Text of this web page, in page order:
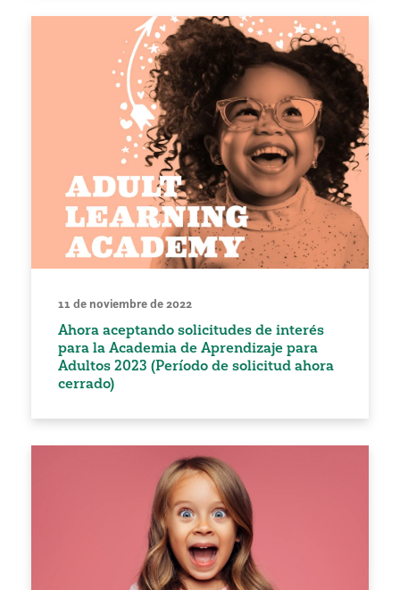
11 de noviembre de 2022
Ahora aceptando solicitudes de interés
para la Academia de Aprendizaje para
Adultos 2023 (Período de solicitud ahora
cerrado)